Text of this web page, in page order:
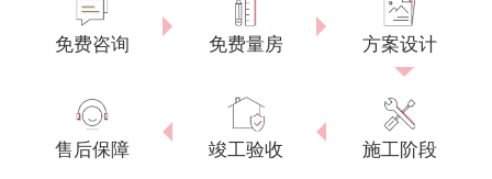
免费咨询 免费量房 方案设计
售后保障 竣工验收 施工阶段